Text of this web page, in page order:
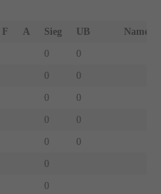
F A Sieg UB Name
0 0
0 0
0 0
0 0
0 0
0
0